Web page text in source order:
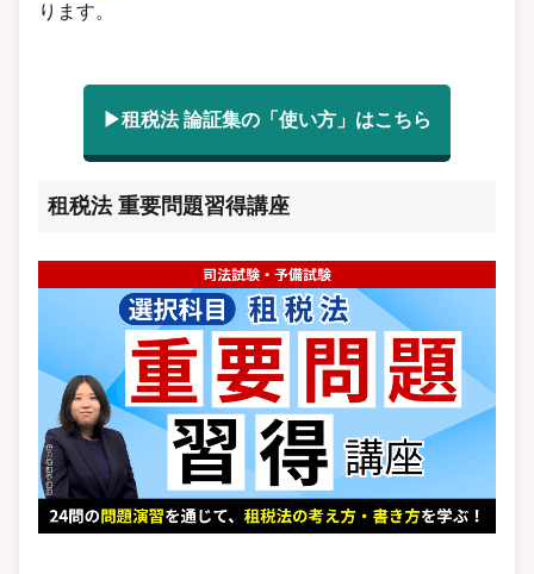
ります。
▶租税法 論証集の「使い方」はこちら
租税法 重要問題習得講座